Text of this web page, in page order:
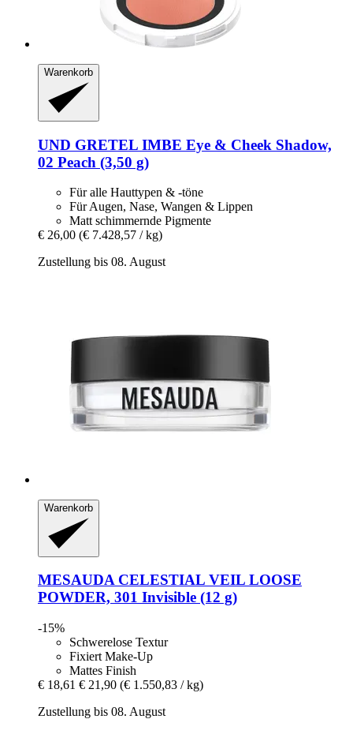
Warenkorb
UND GRETEL IMBE Eye & Cheek Shadow,
02 Peach (3,50 g)
Für alle Hauttypen & -töne
Für Augen, Nase, Wangen & Lippen
Matt schimmernde Pigmente
€ 26,00 (€ 7.428,57 / kg)
Zustellung bis 08. August
Warenkorb
MESAUDACELESTIAL VEIL LOOSE
POWDER, 301 Invisible (12 g)
-15%
Schwerelose Textur
Fixiert Make-Up
Mattes Finish
€ 18,61 € 21,90 (€ 1.550,83 / kg)
Zustellung bis 08. August